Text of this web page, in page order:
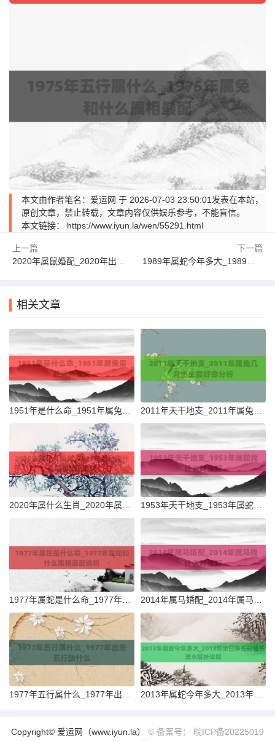
本文由作者笔名：爱运网 于 2026-07-03 23:50:01发表在本站，
原创文章，禁止转载，文章内容仅供娱乐参考，不能盲信。
本文链接： https://www.iyun.la/wen/55291.html
上一篇
2020年属鼠婚配_2020年出生属鼠的命运详解详解
下一篇
1989年属蛇今年多大_1989年属蛇最新运势查询
相关文章
Copyright© 爱运网（www.iyun.la） © 备案号： 皖ICP备20225019